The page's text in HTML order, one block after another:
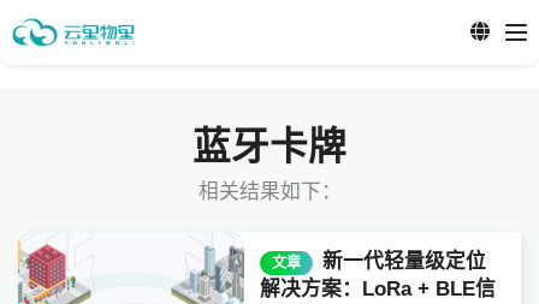
蓝牙卡牌
相关结果如下：
文章
新一代轻量级定位
解决方案：LoRa + BLE信